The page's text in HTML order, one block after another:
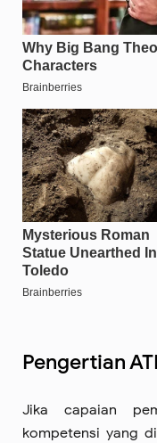
Pengertian
Jika capaian
kompetensi yang